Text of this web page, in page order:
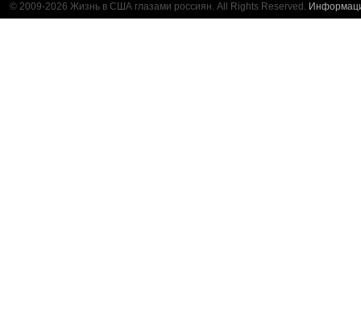
© 2009-2026 Жизнь в США глазами россиян. All Rights Reserved.